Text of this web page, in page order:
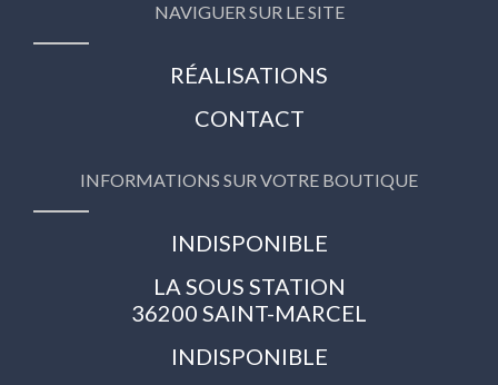
NAVIGUER SUR LE SITE
RÉALISATIONS
CONTACT
INFORMATIONS SUR VOTRE BOUTIQUE
INDISPONIBLE
LA SOUS STATION
36200 SAINT-MARCEL
INDISPONIBLE